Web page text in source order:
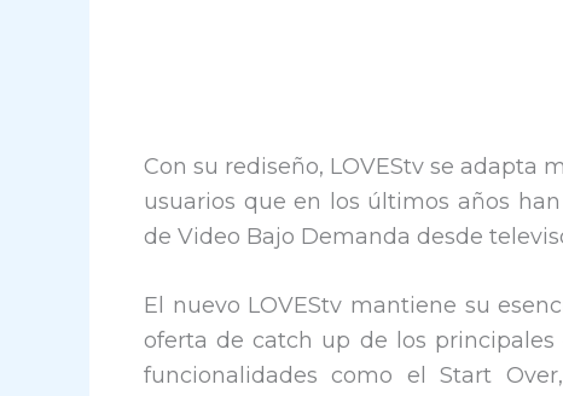
Con su rediseño, LOVEStv se adapta
usuarios que en los últimos años
de Video Bajo Demanda desde
El nuevo LOVEStv mantiene su
oferta de catch up de los principales
funcionalidades como el Start